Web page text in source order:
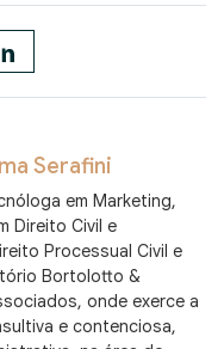
Serafini
em Marketing,
Direito Civil e
Processual Civil e
Bortolotto &
onde exerce a
e contenciosa,